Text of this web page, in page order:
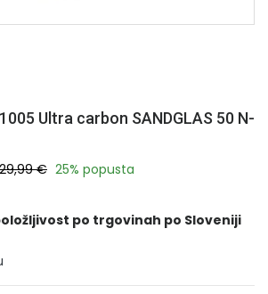
Ultra carbon SANDGLAS 50 N-
€ 25% popusta
po trgovinah po Sloveniji